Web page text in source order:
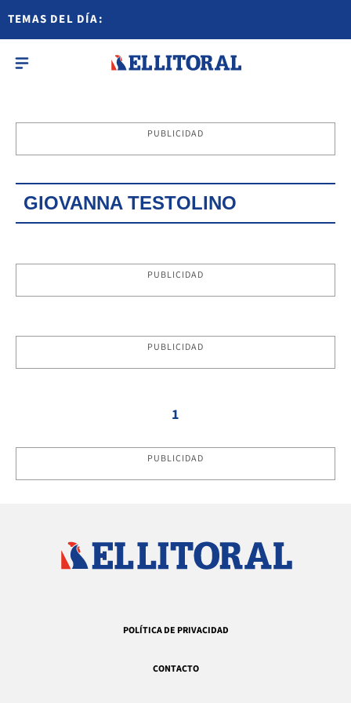
TEMAS DEL DÍA:
PUBLICIDAD
GIOVANNA TESTOLINO
PUBLICIDAD
PUBLICIDAD
1
PUBLICIDAD
POLÍTICA DE PRIVACIDAD
CONTACTO